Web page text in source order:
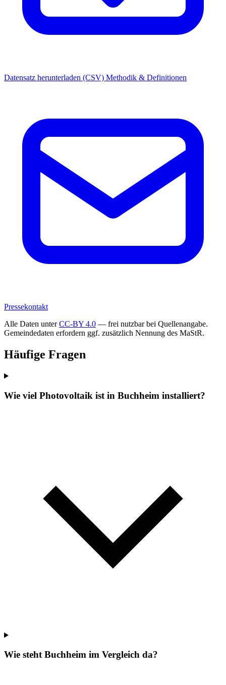
Datensatz herunterladen (CSV) Methodik & Definitionen
Pressekontakt
Alle Daten unterCC-BY 4.0 — frei nutzbar bei Quellenangabe.
Gemeindedaten erfordern ggf. zusätzlich Nennung des MaStR.
Häufige Fragen
Wie viel Photovoltaik ist in Buchheim installiert?
Wie steht Buchheim im Vergleich da?